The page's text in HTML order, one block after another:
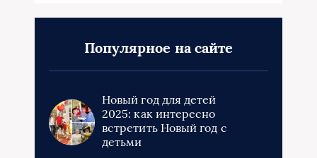
Популярное на сайте
Новый год для детей
2025: как интересно
встретить Новый год с
детьми